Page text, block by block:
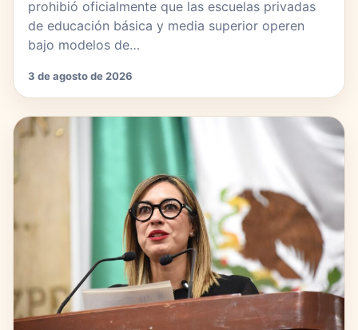
prohibió oficialmente que las escuelas privadas
de educación básica y media superior operen
bajo modelos de…
3 de agosto de 2026